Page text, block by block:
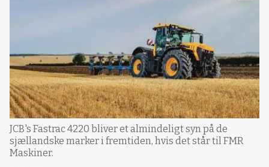
JCB's Fastrac 4220 bliver et almindeligt syn på de
sjællandske marker i fremtiden, hvis det står til FMR
Maskiner.